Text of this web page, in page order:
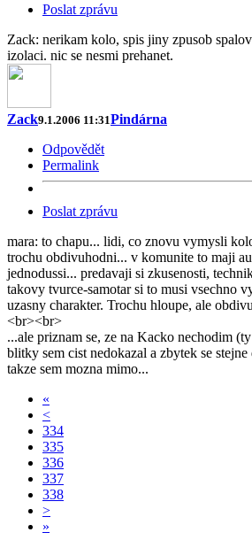
Poslat zprávu
Zack: nerikam kolo, spis jiny zpusob
izolaci. nic se nesmi prehanet.
Zack9.1.2006 11:31Pindárna
Odpovědět
Permalink
Poslat zprávu
mara: to chapu... lidi, co znovu vymysli
trochu obdivuhodni... v komunite to maji
jednodussi... predavaji si zkusenosti,
takovy tvurce-samotar si to musi vsechno
uzasny charakter. Trochu hloupe, ale
<br><br>
...ale priznam se, ze na Kacko nechodim
blitky sem cist nedokazal a zbytek se
takze sem mozna mimo...
«
<
334
335
336
337
338
>
»